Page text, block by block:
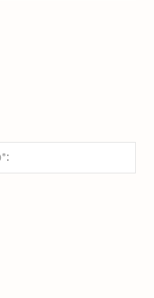
球菌疫苗？
人士，請在接種
過敏反應的人士